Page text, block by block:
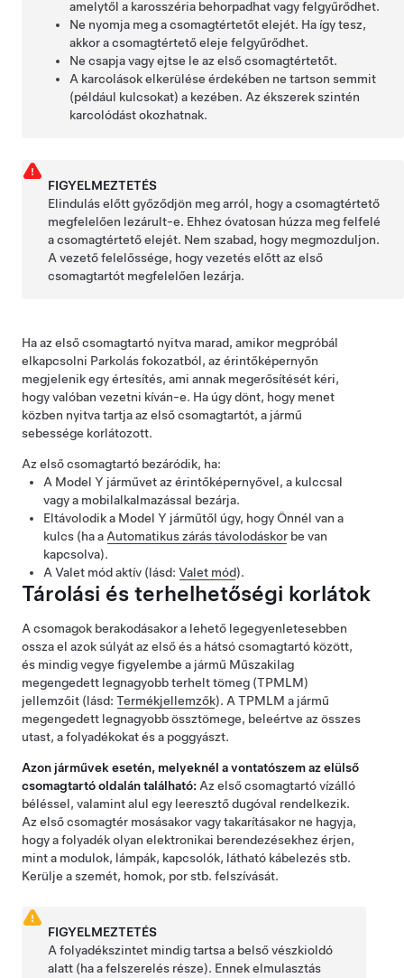
amelytől a karosszéria behorpadhat vagy felgyűrődhet.
Ne nyomja meg a csomagtértetőt elejét. Ha így tesz,
akkor a csomagtértető eleje felgyűrődhet.
Ne csapja vagy ejtse le az első csomagtértetőt.
A karcolások elkerülése érdekében ne tartson semmit
(például kulcsokat) a kezében. Az ékszerek szintén
karcolódást okozhatnak.
FIGYELMEZTETÉS
Elindulás előtt győződjön meg arról, hogy a csomagtértető
megfelelően lezárult-e. Ehhez óvatosan húzza meg felfelé
a csomagtértető elejét. Nem szabad, hogy megmozduljon.
A vezető felelőssége, hogy vezetés előtt az első
csomagtartót megfelelően lezárja.
Ha az első csomagtartó nyitva marad, amikor megpróbál
elkapcsolni Parkolás fokozatból, az érintőképernyőn
megjelenik egy értesítés, ami annak megerősítését kéri,
hogy valóban vezetni kíván-e. Ha úgy dönt, hogy menet
közben nyitva tartja az első csomagtartót, a jármű
sebessége korlátozott.
Az első csomagtartó bezáródik, ha:
A Model Y járművet az érintőképernyővel, a kulccsal
vagy a mobilalkalmazással bezárja.
Eltávolodik a Model Y járműtől úgy, hogy Önnél van a
kulcs (ha a Automatikus zárás távolodáskor be van
kapcsolva).
A Valet mód aktív (lásd: Valet mód).
Tárolási és terhelhetőségi korlátok
A csomagok berakodásakor a lehető legegyenletesebben
ossza el azok súlyát az első és a hátsó csomagtartó között,
és mindig vegye figyelembe a jármű Műszakilag
megengedett legnagyobb terhelt tömeg (TPMLM)
jellemzőit (lásd: Termékjellemzők). A TPMLM a jármű
megengedett legnagyobb össztömege, beleértve az összes
utast, a folyadékokat és a poggyászt.
Azon járművek esetén, melyeknél a vontatószem az elülső
csomagtartó oldalán található: Az első csomagtartó vízálló
béléssel, valamint alul egy leeresztő dugóval rendelkezik.
Az első csomagtér mosásakor vagy takarításakor ne hagyja,
hogy a folyadék olyan elektronikai berendezésekhez érjen,
mint a modulok, lámpák, kapcsolók, látható kábelezés stb.
Kerülje a szemét, homok, por stb. felszívását.
FIGYELMEZTETÉS
A folyadékszintet mindig tartsa a belső vészkioldó
alatt (ha a felszerelés része). Ennek elmulasztás